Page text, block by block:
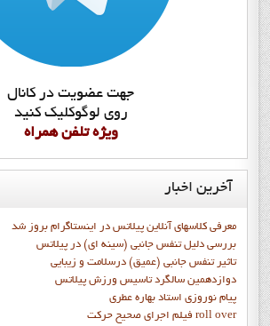
جهت عضويت در کانال
روي لوگوکليک کنيد
ويژه تلفن همراه
آخرین اخبار
معرفی کلاسهای آنلاین پیلاتس در اینستاگرام بروز شد
بررسی دلیل تنفس جانبی (سینه ای) در پیلاتس
تاثیر تنفس جانبی (عمیق) درسلامت و زیبایی
دوازدهمين سالگرد تاسيس ورزش پيلاتس
پيام نوروزي استاد بهاره عطري
فيلم اجراي صحيح حرکت roll over